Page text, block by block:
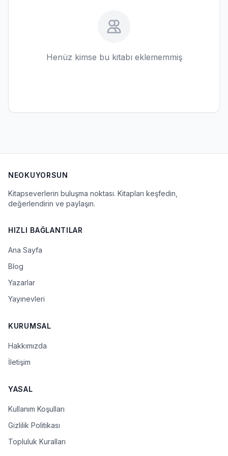
Henüz kimse bu kitabı eklememmiş
NEOKUYORSUN
Kitapseverlerin buluşma noktası. Kitapları keşfedin,
değerlendirin ve paylaşın.
HIZLI BAĞLANTILAR
Ana Sayfa
Blog
Yazarlar
Yayınevleri
KURUMSAL
Hakkımızda
İletişim
YASAL
Kullanım Koşulları
Gizlilik Politikası
Topluluk Kuralları